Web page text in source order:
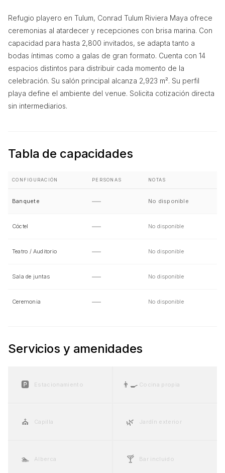
Refugio playero en Tulum, Conrad Tulum Riviera Maya ofrece
ceremonias al atardecer y recepciones con brisa marina. Con
capacidad para hasta 2,800 invitados, se adapta tanto a
bodas íntimas como a galas de gran formato. Cuenta con 14
espacios distintos para distribuir cada momento de la
celebración. Su salón principal alcanza 2,923 m². Su perfil
playa define el ambiente del venue. Solicita cotización directa
sin intermediarios.
Tabla de capacidades
CONFIGURACIÓN PERSONAS NOTAS
Banquete — No disponible
Cóctel — No disponible
Teatro / Auditorio — No disponible
Sala de juntas — No disponible
Ceremonia — No disponible
Servicios y amenidades
🅿️ Estacionamiento 👨‍🍳 Cocina propia
⛪ Capilla 🌿 Jardín exterior
🏊 Alberca 🍸 Bar incluido